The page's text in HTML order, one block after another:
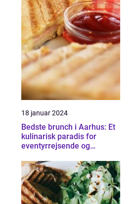
18 januar 2024
Bedste brunch i Aarhus: Et
kulinarisk paradis for
eventyrrejsende og